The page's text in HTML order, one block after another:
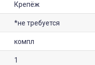
Крепёж
*не требуется
компл
1